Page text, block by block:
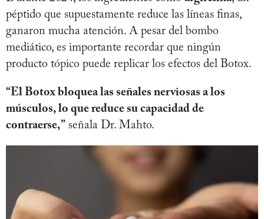
péptido que supuestamente reduce las líneas finas,
ganaron mucha atención. A pesar del bombo
mediático, es importante recordar que ningún
producto tópico puede replicar los efectos del Botox.
“El Botox bloquea las señales nerviosas a los
músculos, lo que reduce su capacidad de
contraerse,” señala Dr. Mahto.